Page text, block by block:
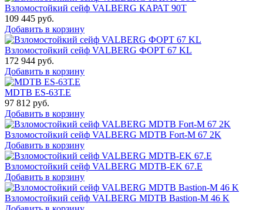
Взломостойкий сейф VALBERG КАРАТ 90T
109 445 руб.
Добавить в корзину
Взломостойкий сейф VALBERG ФОРТ 67 KL
172 944 руб.
Добавить в корзину
MDTB ES-63Т.Е
97 812 руб.
Добавить в корзину
Взломостойкий сейф VALBERG MDTB Fort-M 67 2K
Добавить в корзину
Взломостойкий сейф VALBERG MDTB-EK 67.E
Добавить в корзину
Взломостойкий сейф VALBERG MDTB Bastion-M 46 K